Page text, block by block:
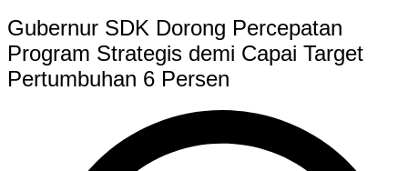
Gubernur SDK Dorong Percepatan
Program Strategis demi Capai Target
Pertumbuhan 6 Persen